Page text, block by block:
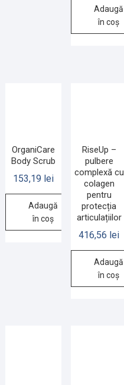
Adaugă
în coș
OrganiCare
Body Scrub
153,19 lei
Adaugă
în coș
RiseUp –
pulbere
complexă cu
colagen
pentru
protecția
articulațiilor
416,56 lei
Adaugă
în coș